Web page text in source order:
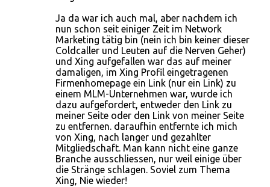
Ja da war ich auch mal, aber nachdem ich
nun schon seit einiger Zeit im Network
Marketing tätig bin (nein ich bin keiner dieser
Coldcaller und Leuten auf die Nerven Geher)
und Xing aufgefallen war das auf meiner
damaligen, im Xing Profil eingetragenen
Firmenhomepage ein Link (nur ein Link) zu
einem MLM-Unternehmen war, wurde ich
dazu aufgefordert, entweder den Link zu
meiner Seite oder den Link von meiner Seite
zu entfernen. daraufhin entfernte ich mich
von Xing, nach langer und gezahlter
Mitgliedschaft. Man kann nicht eine ganze
Branche ausschliessen, nur weil einige über
die Stränge schlagen. Soviel zum Thema
Xing, Nie wieder!